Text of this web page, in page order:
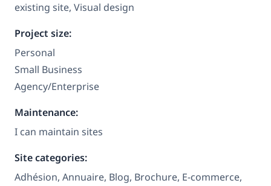
existing site, Visual design
Project size:
Personal
Small Business
Agency/Enterprise
Maintenance:
I can maintain sites
Site categories:
Adhésion, Annuaire, Blog, Brochure, E-commerce,